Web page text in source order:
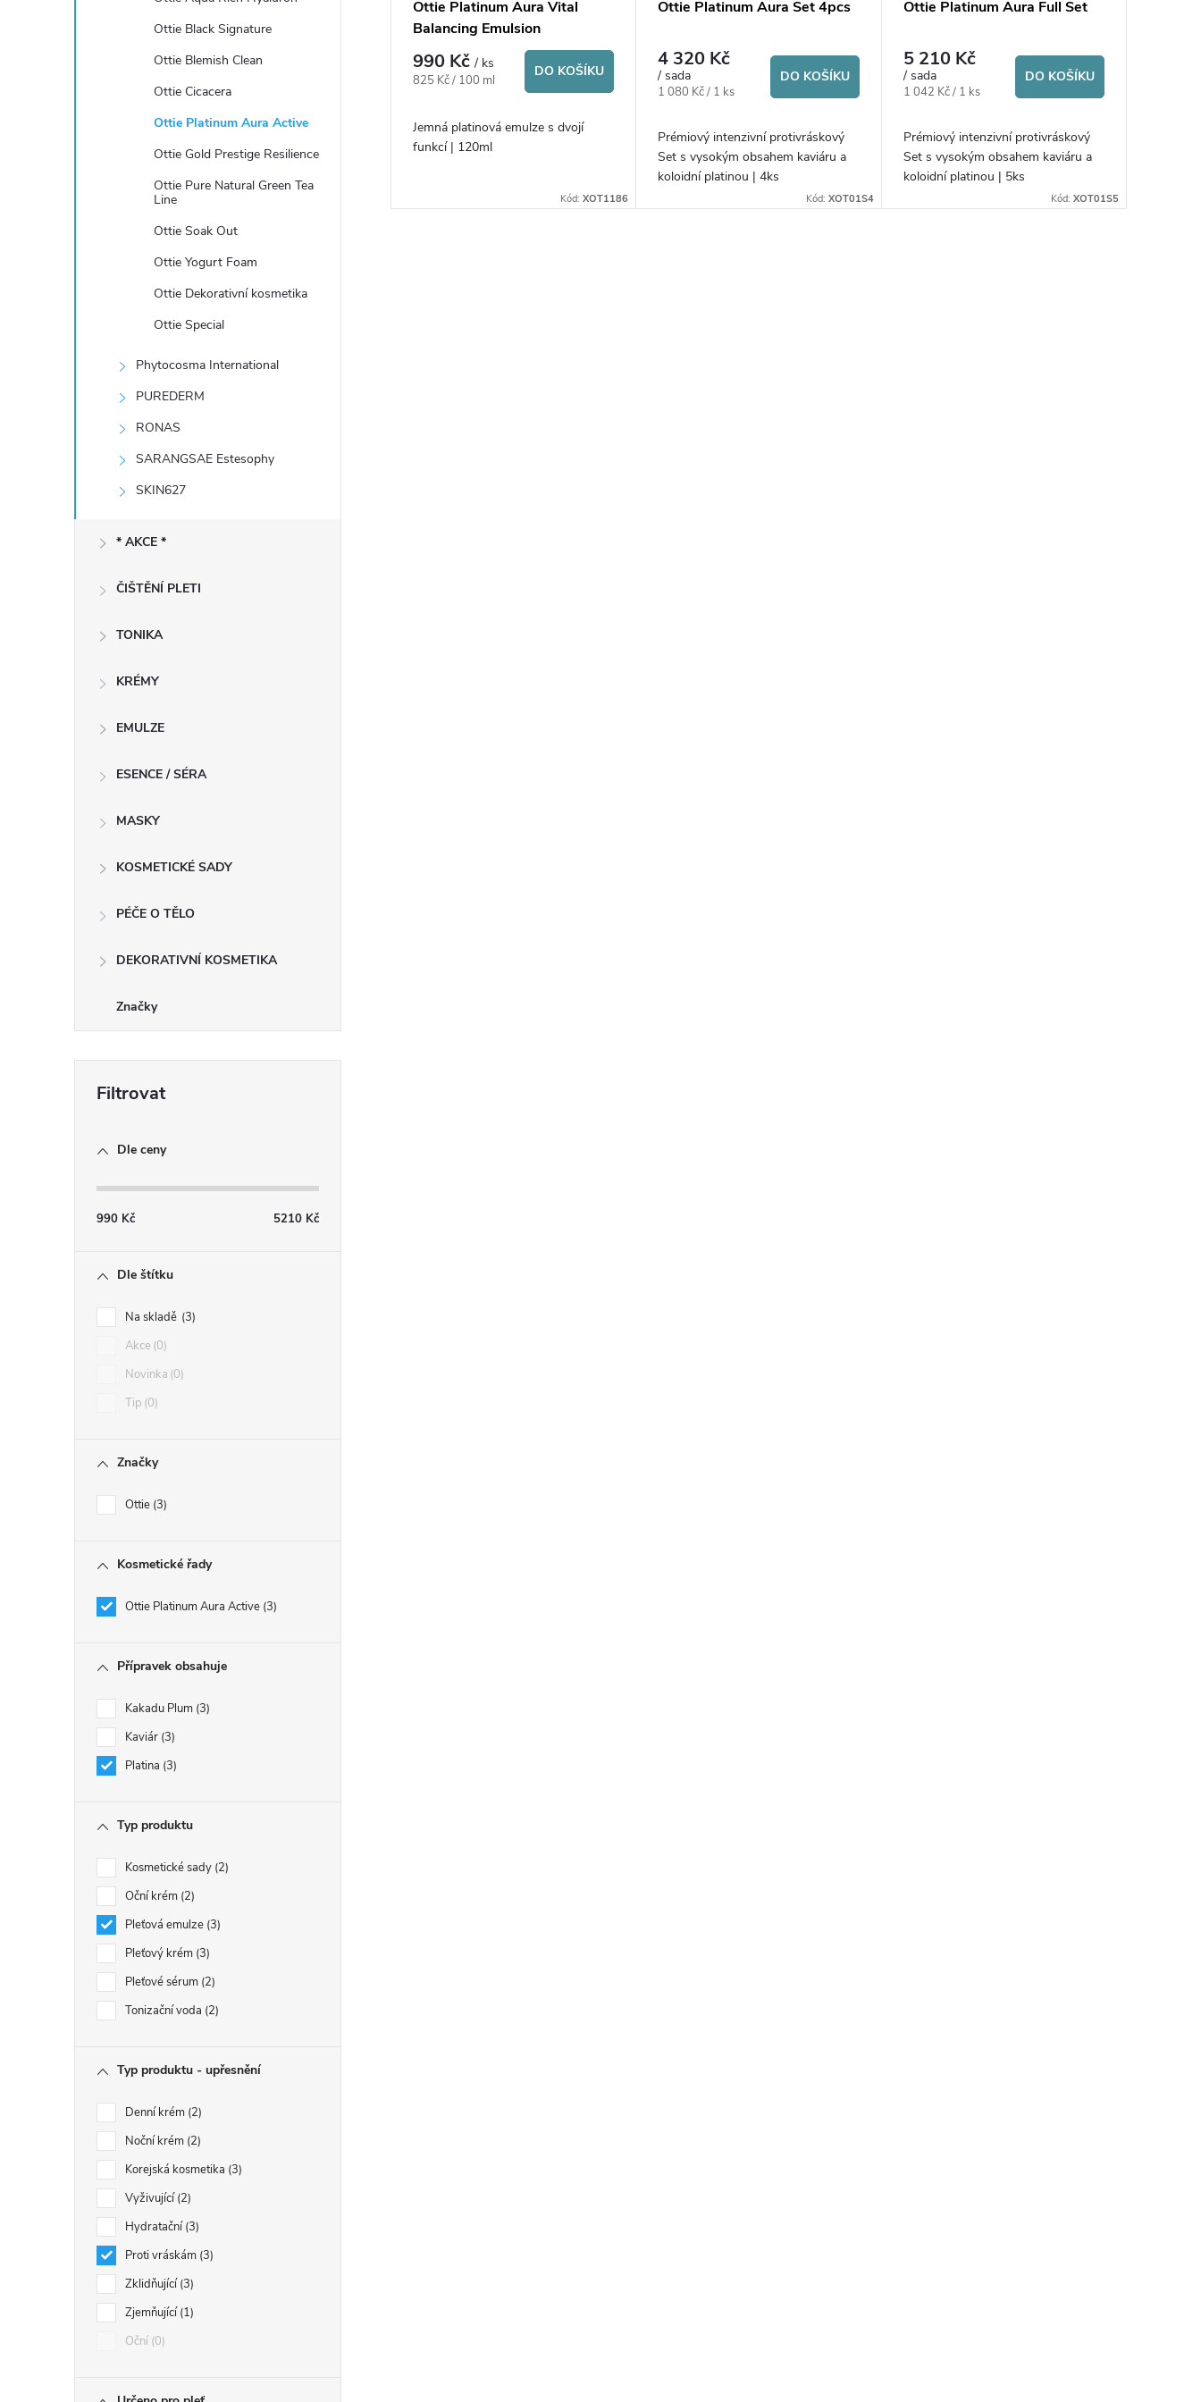
Ottie Black Signature
Ottie Blemish Clean
Ottie Cicacera
Ottie Platinum Aura Active
Ottie Gold Prestige Resilience
Ottie Pure Natural Green Tea
Line
Ottie Soak Out
Ottie Yogurt Foam
Ottie Dekorativní kosmetika
Ottie Special
Phytocosma International
PUREDERM
RONAS
SARANGSAE Estesophy
SKIN627
* AKCE *
ČIŠTĚNÍ PLETI
TONIKA
KRÉMY
EMULZE
ESENCE / SÉRA
MASKY
KOSMETICKÉ SADY
PÉČE O TĚLO
DEKORATIVNÍ KOSMETIKA
Značky
Dle ceny
990 Kč 5210 Kč
Dle štítku
Na skladě 3
Akce 0
Novinka 0
Tip 0
Značky
Ottie 3
Kosmetické řady
Ottie Platinum Aura Active 3
Přípravek obsahuje
Kakadu Plum 3
Kaviár 3
Platina 3
Typ produktu
Kosmetické sady 2
Oční krém 2
Pleťová emulze 3
Pleťový krém 3
Pleťové sérum 2
Tonizační voda 2
Typ produktu - upřesnění
Denní krém 2
Noční krém 2
Korejská kosmetika 3
Vyživující 2
Hydratační 3
Proti vráskám 3
Zklidňující 3
Zjemňující 1
Oční 0
t
Ottie Platinum Aura Vital
Balancing Emulsion
990 Kč/ ks
Měrná
825 Kč / 100 ml
DO KOŠÍKU
Jemná platinová emulze s dvojí
funkcí | 120ml
Kód:XOT1186
Ottie Platinum Aura Set 4pcs
4 320 Kč
/ sada
Měrná
1 080 Kč / 1 ks
DO KOŠÍKU
Prémiový intenzivní protivráskový
Set s vysokým obsahem kaviáru a
koloidní platinou | 4ks
Kód: XOT01S4
Ottie Platinum Aura Full Set
5 210 Kč
/ sada
Měrná
1 042 Kč / 1 ks
DO KOŠÍKU
Prémiový intenzivní protivráskový
Set s vysokým obsahem kaviáru a
koloidní platinou | 5ks
Kód: XOT01S5